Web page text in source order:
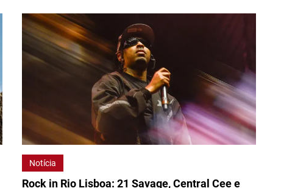
Notícia
Rock in Rio Lisboa: 21 Savage, Central Cee e